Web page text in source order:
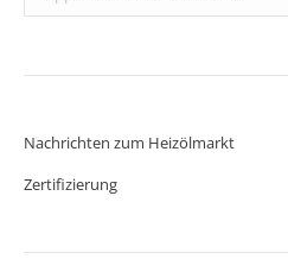
Nachrichten zum Heizölmarkt
Zertifizierung